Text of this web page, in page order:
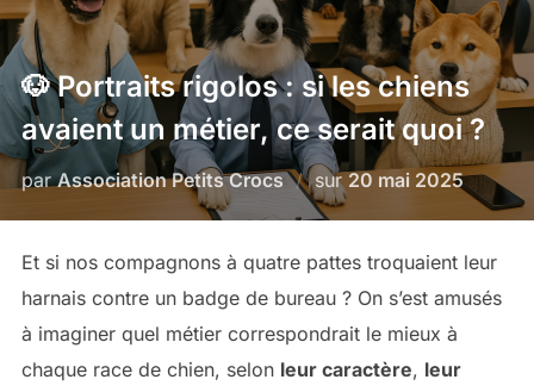
🐶 Portraits rigolos : si les chiens
avaient un métier, ce serait quoi ?
parAssociation Petits Crocs surPublié
20 mai 2025
Et si nos compagnons à quatre pattes troquaient leur
harnais contre un badge de bureau ? On s’est amusés
à imaginer quel métier correspondrait le mieux à
chaque race de chien, selon leur caractère, leur